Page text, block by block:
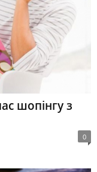
шопінгу з
0